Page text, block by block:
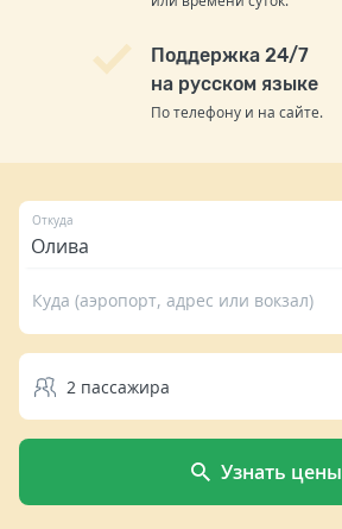
Поддержка 24/7
на русском языке
По телефону и на сайте.
Откуда
Куда (аэропорт, адрес или вокзал)
2 пассажира
Узнать цены